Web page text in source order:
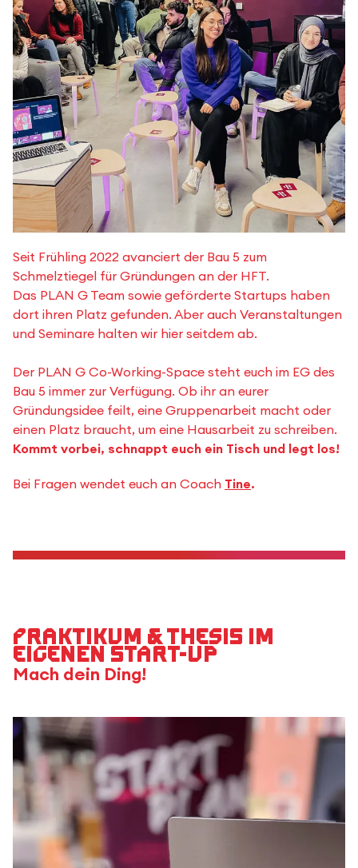
Seit Frühling 2022 avanciert der Bau 5 zum
Schmelztiegel für Gründungen an der HFT.
Das PLAN G Team sowie geförderte Startups haben
dort ihren Platz gefunden. Aber auch Veranstaltungen
und Seminare halten wir hier seitdem ab.
Der PLAN G Co-Working-Space steht euch im EG des
Bau 5 immer zur Verfügung. Ob ihr an eurer
Gründungsidee feilt, eine Gruppenarbeit macht oder
einen Platz braucht, um eine Hausarbeit zu schreiben.
Kommt vorbei, schnappt euch ein Tisch und legt los!
Bei Fragen wendet euch an Coach Tine.
Praktikum & Thesis im
eigenen Start-up
Mach dein Ding!